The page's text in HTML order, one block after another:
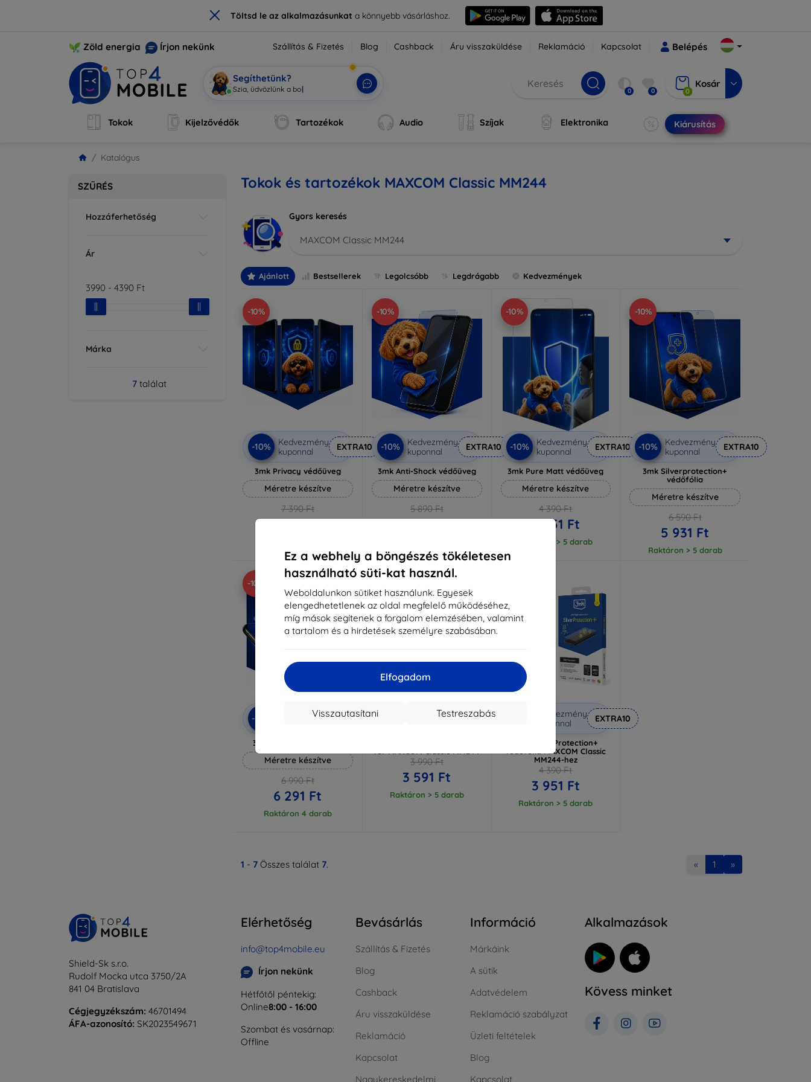
× Töltsd le az alkalmazásunkata könnyebb vásárláshoz.
Ez a webhely a böngészés tökéletesen
használható süti-kat használ.
Weboldalunkon sütiket használunk. Egyesek
elengedhetetlenek az oldal megfelelő működéséhez,
míg mások segítenek a forgalom elemzésében, valamint
a tartalom és a hirdetések személyre szabásában.
Elfogadom
Testreszabás
Visszautasítani
Zöld energia Írjon nekünk Szállítás & Fizetés Blog Cashback Áru visszaküldése Reklamáció Kapcsolat Belépés
Segíthetünk?
Mob 0 0 0
Kosár
Tokok Kijelzővédők Tartozékok Audio Szíjak Elektronika Kiárusítás
Katalógus
SZŰRÉS
Hozzáferhetőség
Ár
3990 - 4390 Ft
Márka
7találat
Tokok és tartozékok MAXCOM Classic MM244
Gyors keresés
MAXCOM Classic MM244
Ajánlott Bestsellerek Legolcsóbb Legdrágabb Kedvezmények
-10%
-10%
Kedvezmény
kuponnal
EXTRA10
3mk Privacy védőüveg
Méretre készítve
7 390 Ft
6 651 Ft
-10%
-10%
Kedvezmény
kuponnal
EXTRA10
3mk Anti-Shock védőüveg
Méretre készítve
5 890 Ft
5 301 Ft
-10%
-10%
Kedvezmény
kuponnal
EXTRA10
3mk Pure Matt védőüveg
Méretre készítve
4 390 Ft
3 951 Ft
Raktáron > 5 darab
-10%
-10%
Kedvezmény
kuponnal
EXTRA10
3mk Silverprotection+
védőfólia
Méretre készítve
6 590 Ft
5 931 Ft
Raktáron > 5 darab
-10%
-10%
Kedvezmény
EXTRA10
3mk Hammer védőfólia
Méretre készítve
6 990 Ft
6 291 Ft
Raktáron 4 darab
Kedvezmény
EXTRA10
3 990 Ft
3 591 Ft
Raktáron > 5 darab
Kedvezmény
kuponnal
EXTRA10
3mk SilverProtection+
védőfólia MAXCOM Classic
MM244-hez
4 390 Ft
3 951 Ft
Raktáron > 5 darab
1 - 7 Összes találat 7. « 1 »
Shield-Sk s.r.o.
Rudolf Mocka utca 3750/2A
841 04 Bratislava
Cégjegyzékszám: 46701494
ÁFA-azonosító: SK2023549671
Elérhetőség
info@top4mobile.eu
Írjon nekünk
Hétfőtől péntekig:
Online8:00 - 16:00
Szombat és vasárnap:
Offline
Bevásárlás
Szállítás & Fizetés
Blog
Cashback
Áru visszaküldése
Reklamáció
Kapcsolat
Nagykereskedelmi
Információ
Márkáink
A sütik
Adatvédelem
Reklamáció szabályzat
Üzleti feltételek
Blog
Kapcsolat
Alkalmazások
Kövess minket